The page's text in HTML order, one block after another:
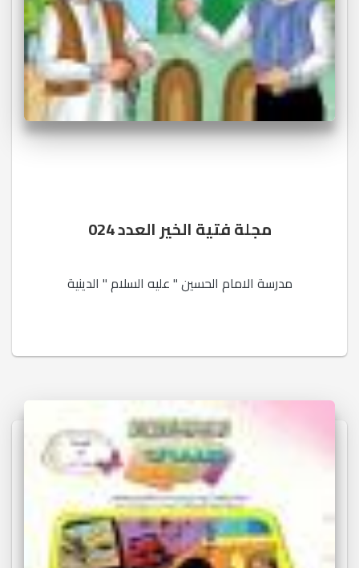
مجلة فتية الخير العدد 024
مدرسة الامام الحسين " عليه السلام " الدينية